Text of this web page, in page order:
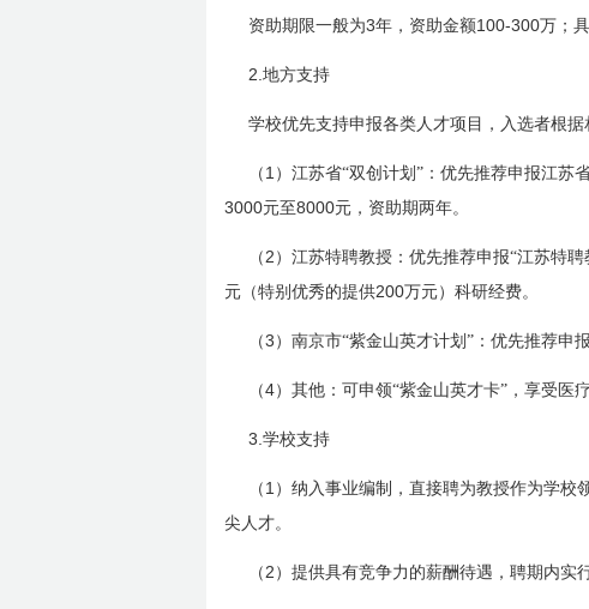
资助期限一般为3年，资助金额100-300万；
2. 地方支持
学校优先支持申报各类人才项目，入选者根
（ 1 ）江苏省“双创计划”：优先推荐申报江苏
3000元至8000元，资助期两年。
（ 2 ） 江苏特聘教授：优先推荐申报“江苏特聘
元（特别优秀的提供200万元）科研经费。
（3 ）南京市“紫金山英才计划”：优先推荐申
（4）其他：可申领“紫金山英才卡”，享受医
3. 学校支持
（ 1 ）纳入事业编制，直接聘为教授作为学校
尖人才。
（ 2 ）提供具有竞争力的薪酬待遇，聘期内实